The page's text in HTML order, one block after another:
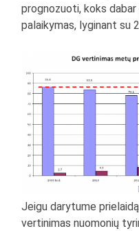
prognozuoti, koks
palaikymas, lyginant su
Jeigu darytume
vertinimas nuomonių